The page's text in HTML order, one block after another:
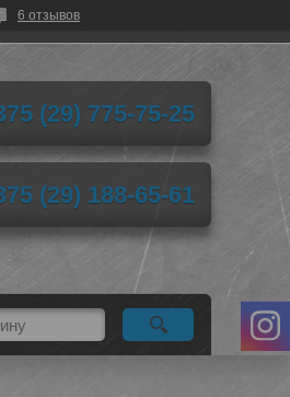
6 отзывов
(29) 775-75-25
(29) 188-65-61